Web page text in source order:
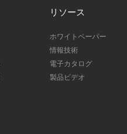
リソース
ホワイトペーパー
情報技術
電子カタログ
製品ビデオ